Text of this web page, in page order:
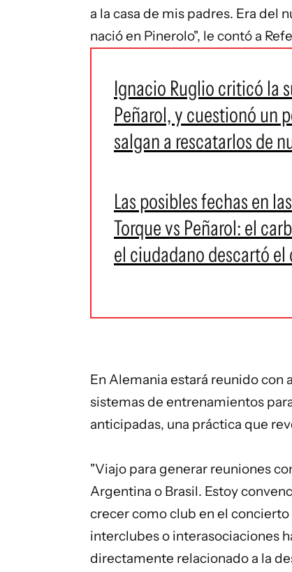
a la casa de mis padres. Era del
nació en Pinerolo", le contó a
Ignacio Ruglio criticó la
Peñarol, y cuestionó un
salgan a rescatarlos de
Las posibles fechas en
Torque vs Peñarol: el
el ciudadano descartó
En Alemania estará reunido con
sistemas de entrenamientos
anticipadas, una práctica que
"Viajo para generar reuniones
Argentina o Brasil. Estoy
crecer como club en el
interclubes o interasociaciones
directamente relacionado a la